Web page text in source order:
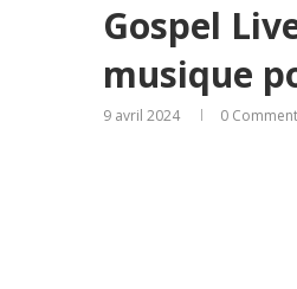
Gospel
musique
9 avril 2024 0